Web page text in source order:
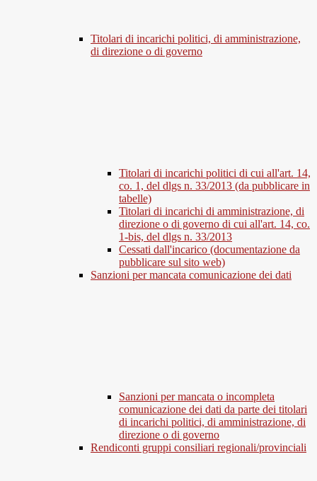
Titolari di incarichi politici, di amministrazione,
di direzione o di governo
Titolari di incarichi politici di cui all'art. 14,
co. 1, del dlgs n. 33/2013 (da pubblicare in
tabelle)
Titolari di incarichi di amministrazione, di
direzione o di governo di cui all'art. 14, co.
1-bis, del dlgs n. 33/2013
Cessati dall'incarico (documentazione da
pubblicare sul sito web)
Sanzioni per mancata comunicazione dei dati
Sanzioni per mancata o incompleta
comunicazione dei dati da parte dei titolari
di incarichi politici, di amministrazione, di
direzione o di governo
Rendiconti gruppi consiliari regionali/provinciali